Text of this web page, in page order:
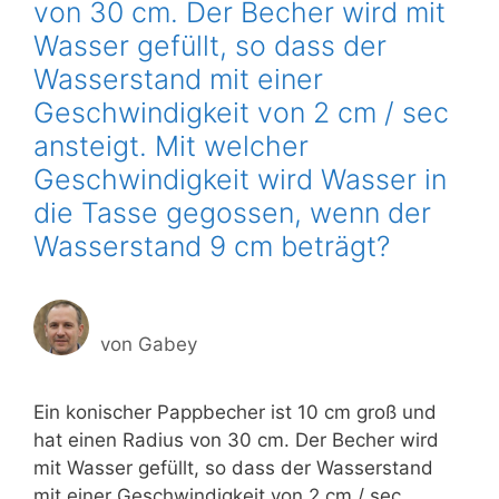
von 30 cm. Der Becher wird mit
Wasser gefüllt, so dass der
Wasserstand mit einer
Geschwindigkeit von 2 cm / sec
ansteigt. Mit welcher
Geschwindigkeit wird Wasser in
die Tasse gegossen, wenn der
Wasserstand 9 cm beträgt?
von Gabey
Ein konischer Pappbecher ist 10 cm groß und
hat einen Radius von 30 cm. Der Becher wird
mit Wasser gefüllt, so dass der Wasserstand